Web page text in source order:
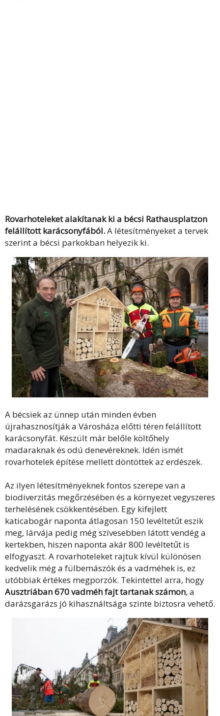
Rovarhoteleket alakítanak ki a bécsi Rathausplatzon
felállított karácsonyfából.A létesítményeket a tervek
szerint a bécsi parkokban helyezik ki.
A bécsiek az ünnep után minden évben
újrahasznosítják a Városháza előtti téren felállított
karácsonyfát. Készült már belőle költőhely
madaraknak és odú denevéreknek. Idén ismét
rovarhotelek építése mellett döntöttek az erdészek.
Az ilyen létesítményeknek fontos szerepe van a
biodiverzitás megőrzésében és a környezet vegyszeres
terhelésének csökkentésében. Egy kifejlett
katicabogár naponta átlagosan 150 levéltetűt eszik
meg, lárvája pedig még szívesebben látott vendég a
kertekben, hiszen naponta akár 800 levéltetűt is
elfogyaszt. A rovarhoteleket rajtuk kívül különösen
kedvelik még a fülbemászók és a vadméhek is, ez
utóbbiak értékes megporzók. Tekintettel arra, hogy
Ausztriában 670 vadméh fajt tartanak számon, a
darázsgarázs jó kihasználtsága szinte biztosra vehető.